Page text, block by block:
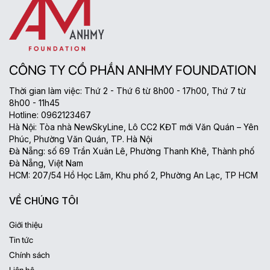
CÔNG TY CỔ PHẦN ANHMY FOUNDATION
Thời gian làm việc: Thứ 2 - Thứ 6 từ 8h00 - 17h00, Thứ 7 từ
8h00 - 11h45
Hotline: 0962123467
Hà Nội: Tòa nhà NewSkyLine, Lô CC2 KĐT mới Văn Quán – Yên
Phúc, Phường Văn Quán, TP. Hà Nội
Đà Nẵng: số 69 Trần Xuân Lê, Phường Thanh Khê, Thành phố
Đà Nẵng, Việt Nam
HCM: 207/54 Hồ Học Lãm, Khu phố 2, Phường An Lạc, TP HCM
VỀ CHÚNG TÔI
Giới thiệu
Tin tức
Chính sách